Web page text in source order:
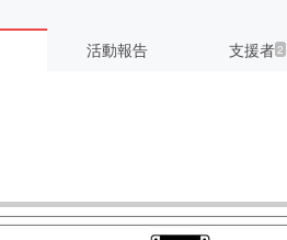
活動報告 支援者2